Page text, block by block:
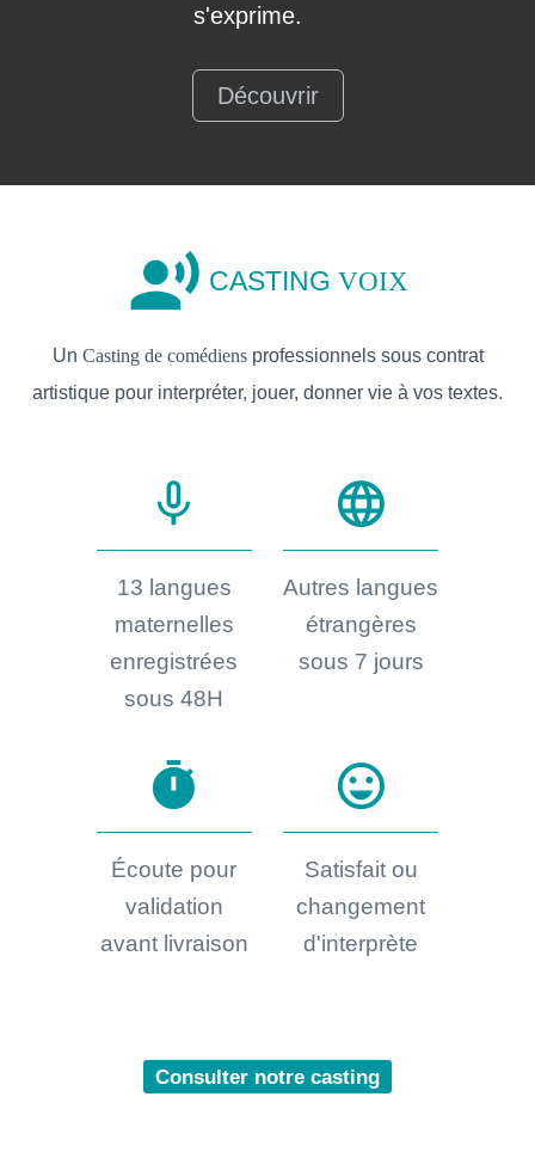
s'exprime.
Découvrir
record_voice_over CASTING VOIX
Un Casting de comédiensprofessionnels sous contrat
artistique pour interpréter, jouer, donner vie à vos textes.
mic_none
13 langues
maternelles
enregistrées
sous 48H
language
Autres langues
étrangères
sous 7 jours
timer
Écoute pour
validation
avant livraison
sentiment_very_satisfied
Satisfait ou
changement
d'interprète
Consulter notre casting